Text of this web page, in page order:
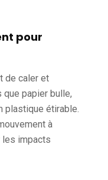
pour
de caler et
papier bulle,
plastique étirable.
à
les impacts